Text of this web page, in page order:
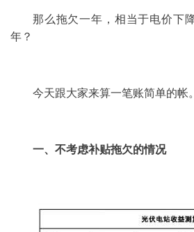
那么拖欠一年，相当于电价下
年？
今天跟大家来算一笔账简单的帐。
一、不考虑补贴拖欠的情况